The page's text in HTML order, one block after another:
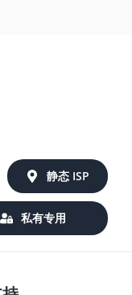
静态 ISP
私有专用